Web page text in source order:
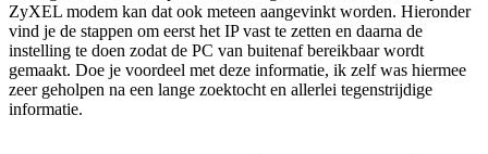
ZyXEL modem kan dat ook meteen aangevinkt worden. Hieronder
vind je de stappen om eerst het IP vast te zetten en daarna de
instelling te doen zodat de PC van buitenaf bereikbaar wordt
gemaakt. Doe je voordeel met deze informatie, ik zelf was hiermee
zeer geholpen na een lange zoektocht en allerlei tegenstrijdige
informatie.